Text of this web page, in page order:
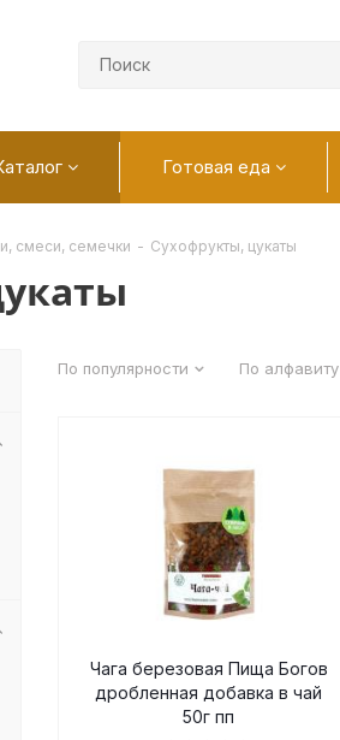
Готовая еда
смеси, семечки - Сухофрукты, цукаты
По популярности По алфавиту
Чага березовая Пища Богов
дробленная добавка в чай
50г пп